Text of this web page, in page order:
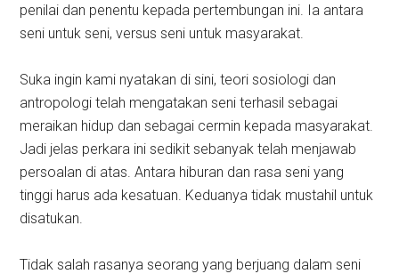
penilai dan penentu kepada pertembungan ini. Ia antara
seni untuk seni, versus seni untuk masyarakat.
Suka ingin kami nyatakan di sini, teori sosiologi dan
antropologi telah mengatakan seni terhasil sebagai
meraikan hidup dan sebagai cermin kepada masyarakat.
Jadi jelas perkara ini sedikit sebanyak telah menjawab
persoalan di atas. Antara hiburan dan rasa seni yang
tinggi harus ada kesatuan. Keduanya tidak mustahil untuk
disatukan.
Tidak salah rasanya seorang yang berjuang dalam seni